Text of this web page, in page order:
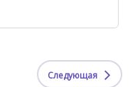
Следующая